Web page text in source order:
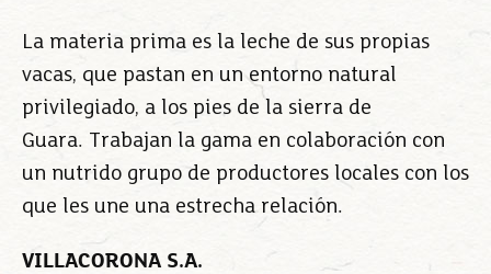
La materia prima es la leche de sus propias
vacas, que pastan en un entorno natural
privilegiado, a los pies de la sierra de
Guara. Trabajan la gama en colaboración con
un nutrido grupo de productores locales con los
que les une una estrecha relación.
VILLACORONA S.A.